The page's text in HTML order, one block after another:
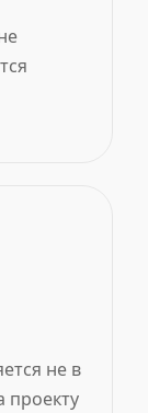
не в
проекту